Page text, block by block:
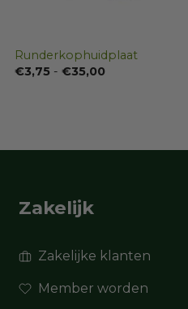
Runderkophuidplaat
€3,75 - €35,00Prijsklasse:
Zakelijk
Zakelijke klanten
Member worden